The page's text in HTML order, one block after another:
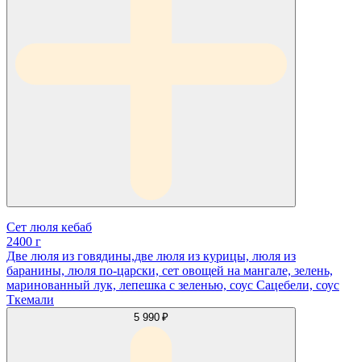
Сет люля кебаб
2400 г
Две люля из говядины,две люля из курицы, люля из
баранины, люля по-царски, сет овощей на мангале, зелень,
маринованный лук, лепешка с зеленью, соус Сацебели, соус
Ткемали
5 990 ₽